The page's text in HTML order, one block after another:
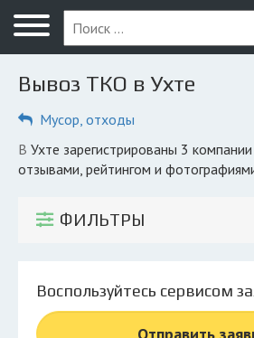
Меню
Главная
Вопрос юристу
Ухта
Рег. операторы
Личный кабинет
Вывоз ТКО в Ухте
Мусор, отходы
в Ухте зарегистрированы 3 компании по вывозу ТКО с
отзывами, рейтингом и
ФИЛЬТРЫ
Воспользуйтесь сервисом
Отправить